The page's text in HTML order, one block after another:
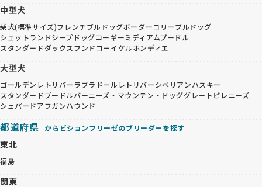
中型犬
柴犬(標準サイズ)フレンチブルドッグボーダーコリーブルドッグ
シェットランドシープドッグコーギーミディアムプードル
スタンダードダックスフンドコーイケルホンディエ
大型犬
ゴールデンレトリバー ラブラドールレトリバーシベリアンハスキー
スタンダードプードルバーニーズ・マウンテン・ドッググレートピレニーズ
シェパードアフガンハウンド
都道府県 からビションフリーゼのブリーダーを探す
東北
福島
関東